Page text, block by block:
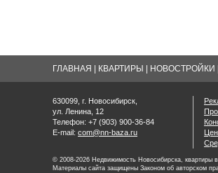
ГЛАВНАЯ КВАРТИРЫ НОВОСТРОЙКИ
630099, г. Новосибирск,
ул. Ленина, 12
Телефон: +7 (903) 900-36-84
E-mail: com@nn-baza.ru
© 2008-2026 Недвижимость Новосибирска, квартиры
Материалы сайта защищены Законом об авторском